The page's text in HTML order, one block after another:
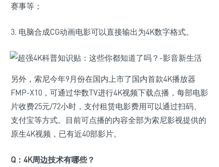
赛事等；
3. 电脑合成CG动画电影可以直接输出为4K数字格式。
另外，索尼今年9月份在国内上市了国内首款4K播放器
FMP-X10，可通过华数TV进行4K视频下载点播，每部电影
片收费25元/72小时，支付租赁电影费用可以通过扫码、
支付宝等方式。目前可点播的内容全部为索尼影视提供的
原生4K视频，已有近40部影片。
Q： 4K周边技术有哪些？